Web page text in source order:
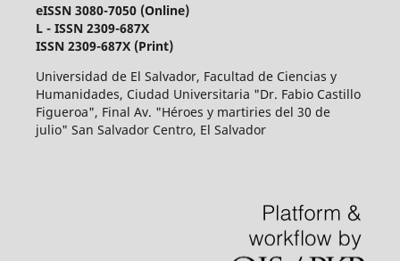
eISSN 3080-7050 (Online)
L - ISSN 2309-687X
ISSN 2309-687X (Print)
Universidad de El Salvador, Facultad de Ciencias y
Humanidades, Ciudad Universitaria "Dr. Fabio Castillo
Figueroa", Final Av. "Héroes y martiries del 30 de
julio" San Salvador Centro, El Salvador